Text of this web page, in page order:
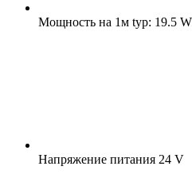
Мощность на 1м typ: 19.5
Напряжение питания 24 V